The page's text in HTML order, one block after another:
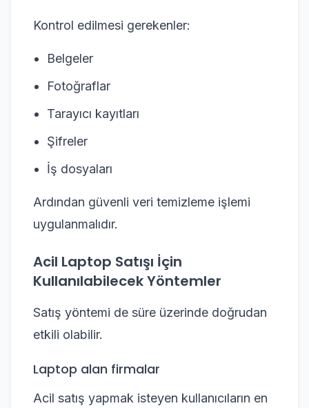
Kontrol edilmesi gerekenler:
Belgeler
Fotoğraflar
Tarayıcı kayıtları
Şifreler
İş dosyaları
Ardından güvenli veri temizleme işlemi
uygulanmalıdır.
Acil Laptop Satışı İçin
Kullanılabilecek Yöntemler
Satış yöntemi de süre üzerinde doğrudan
etkili olabilir.
Laptop alan firmalar
Acil satış yapmak isteyen kullanıcıların en